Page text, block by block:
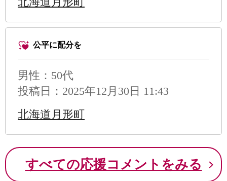
公平に配分を
男性 ：50代
投稿日：2025年12月30日 11:43
北海道月形町
すべての応援コメントをみる